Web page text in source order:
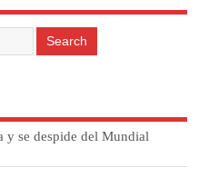
y se despide del Mundial